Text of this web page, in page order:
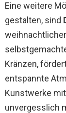
Eine weitere
gestalten, sind
Kränzen,
entspannte
Kunstwerke
unvergesslich